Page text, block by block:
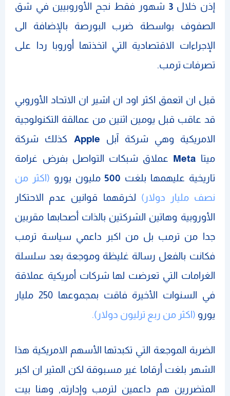
إذن خلال 3 شهور فقط نجح الأوروبيين في شق
الصفوف بواسطة ضرب البورصة بالإضافة الى
الإجراءات الاقتصادية التي اتخذتها أوروبا ردا على
تصرفات ترمب.
قبل ان اتعمق اكثر اود ان اشير ان الاتحاد الأوروبي
قد عاقب قبل يومين اثنين من عمالقة التكنولوجية
الامريكية وهي شركة آبل Apple كذلك شركة
ميتا Meta عملاق شبكات التواصل بفرض غرامة
تاريخية عليهمها بلغت 500 مليون يورو (اكثر من
نصف مليار دولار) لخرقهما قوانين عدم الاحتكار
الأوروبية وهاتين الشركتين بالذات أصحابها مقربين
جدا من ترمب بل من اكبر داعمي سياسة ترمب
فكانت بالفعل رسالة غليظة وموجعة بعد سلسلة
الغرامات التي تعرضت لها شركات أمريكية عملاقة
في السنوات الأخيرة فاقت بمجموعها 250 مليار
يورو (اكثر من ربع ترليون دولار).
الضربة الموجعة التي تكبدتها الأسهم الامريكية هذا
الشهر بلغت أرقاما غير مسبوقة لكن المثير ان اكبر
المتضررين هم داعمين لترمب وإدارته, وهنا بيت